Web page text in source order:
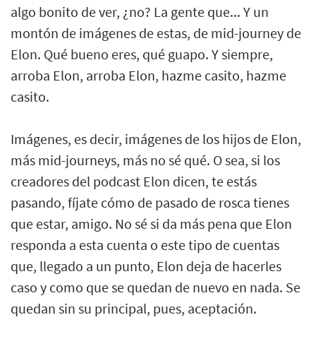
algo bonito de ver, ¿no? La gente que... Y un
montón de imágenes de estas, de mid-journey de
Elon. Qué bueno eres, qué guapo. Y siempre,
arroba Elon, arroba Elon, hazme casito, hazme
casito.
Imágenes, es decir, imágenes de los hijos de Elon,
más mid-journeys, más no sé qué. O sea, si los
creadores del podcast Elon dicen, te estás
pasando, fíjate cómo de pasado de rosca tienes
que estar, amigo. No sé si da más pena que Elon
responda a esta cuenta o este tipo de cuentas
que, llegado a un punto, Elon deja de hacerles
caso y como que se quedan de nuevo en nada. Se
quedan sin su principal, pues, aceptación.